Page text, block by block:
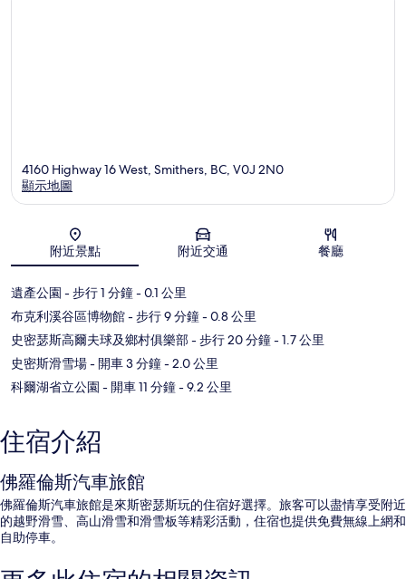
地圖
4160 Highway 16 West, Smithers, BC, V0J 2N0
顯示地圖
附近景點 附近交通 餐廳
遺產公園 - 步行 1 分鐘- 0.1 公里
布克利溪谷區博物館- 步行 9 分鐘- 0.8 公里
史密瑟斯高爾夫球及鄉村俱樂部- 步行 20 分鐘- 1.7 公里
史密斯滑雪場- 開車 3 分鐘- 2.0 公里
科爾湖省立公園 - 開車 11 分鐘- 9.2 公里
住宿介紹
佛羅倫斯汽車旅館
佛羅倫斯汽車旅館是來斯密瑟斯玩的住宿好選擇。旅客可以盡情享受附近
的越野滑雪、高山滑雪和滑雪板等精彩活動，住宿也提供免費無線上網和
自助停車。